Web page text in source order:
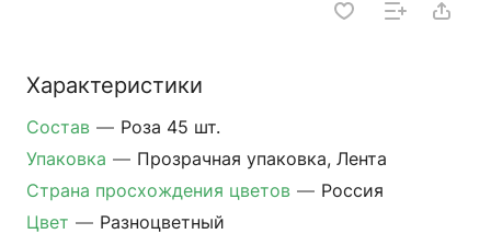
Характеристики
Состав — Роза 45 шт.
Упаковка — Прозрачная упаковка, Лента
Страна просхождения цветов — Россия
Цвет — Разноцветный